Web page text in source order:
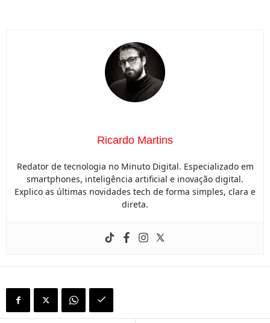
Ricardo Martins
Redator de tecnologia no Minuto Digital. Especializado em
smartphones, inteligência artificial e inovação digital.
Explico as últimas novidades tech de forma simples, clara e
direta.